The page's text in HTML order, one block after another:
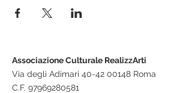
Associazione Culturale RealizzArti
Via degli Adimari 40-42 00148 Roma
C.F. 97969280581